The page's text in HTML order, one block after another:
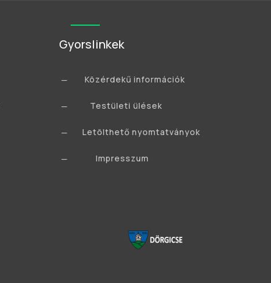
Gyorslinkek
K Közérdekű információk
K Testületi ülések
K Letölthető nyomtatványok
K Impresszum